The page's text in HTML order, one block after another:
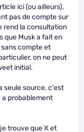
ici (ou ailleurs),
pas de compte sur
rend la consultation
que Musk a fait en
compte et
on ne peut
initial.
seule source, c'est
a probablement
trouve que X et